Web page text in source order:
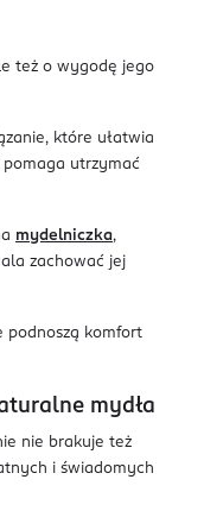
też o wygodę jego
które ułatwia
utrzymać
mydelniczka,
zachować jej
podnoszą komfort
mydła
nie brakuje też
i świadomych